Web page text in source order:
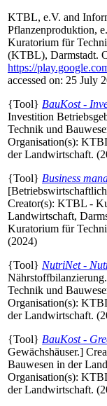
KTBL, e.V. and
Pflanzenproduktion,
Kuratorium für
(KTBL), Darmstadt.
https://
accessed on: 25 July
{Tool} BauKost -
Investition
Technik und
Organisation(s):
der Landwirtschaft.
{Tool} Business
Creator(s): KTBL -
Landwirtschaft,
Kuratorium für
(2024)
{Tool} NutriNet -
Technik und
Organisation(s):
der Landwirtschaft.
{Tool} BauKost -
Gewächshäuser.]
Bauwesen in der
Organisation(s):
der Landwirtschaft.